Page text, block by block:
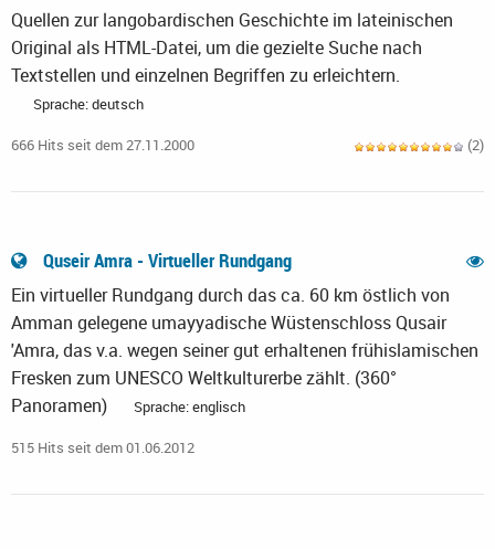
Quellen zur langobardischen Geschichte im lateinischen
Original als HTML-Datei, um die gezielte Suche nach
Textstellen und einzelnen Begriffen zu erleichtern.
Sprache: deutsch
666 Hits seit dem 27.11.2000 (2)
Quseir Amra - Virtueller Rundgang
Ein virtueller Rundgang durch das ca. 60 km östlich von
Amman gelegene umayyadische Wüstenschloss Qusair
'Amra, das v.a. wegen seiner gut erhaltenen frühislamischen
Fresken zum UNESCO Weltkulturerbe zählt. (360°
Panoramen)
Sprache: englisch
515 Hits seit dem 01.06.2012